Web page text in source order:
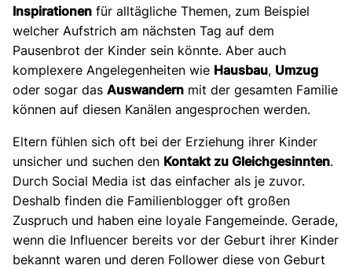
Inspirationen für alltägliche Themen, zum Beispiel
welcher Aufstrich am nächsten Tag auf dem
Pausenbrot der Kinder sein könnte. Aber auch
komplexere Angelegenheiten wie Hausbau, Umzug
oder sogar das Auswandern mit der gesamten Familie
können auf diesen Kanälen angesprochen werden.
Eltern fühlen sich oft bei der Erziehung ihrer Kinder
unsicher und suchen den Kontakt zu Gleichgesinnten.
Durch Social Media ist das einfacher als je zuvor.
Deshalb finden die Familienblogger oft großen
Zuspruch und haben eine loyale Fangemeinde. Gerade,
wenn die Influencer bereits vor der Geburt ihrer Kinder
bekannt waren und deren Follower diese von Geburt